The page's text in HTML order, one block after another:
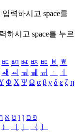
입력하시고 space를
하시고 space를 누르
ㅳ ㅴ ㅵ ㅶ ㅷ ㅸ
ㅹ
ㆈ ㆉ ㆊ ㆋ ㆌ ㆍ
ㆎ
Φ Χ Ψ Ω α β γ δ ε ζ η
פ ם ן ו ט א
） ［ ］ ｛ ｝